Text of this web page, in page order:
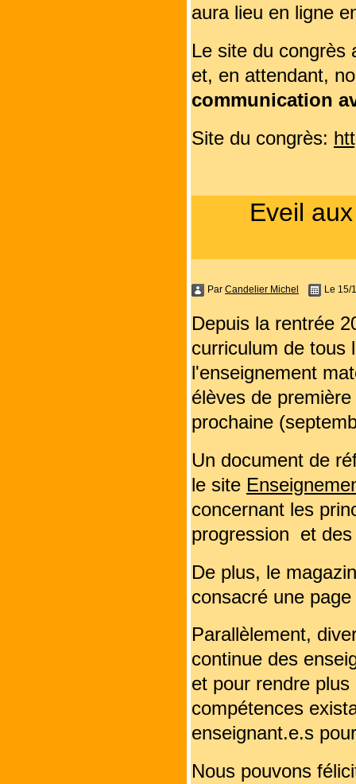
aura lieu en ligne
Le site du congrès
et, en attendant,
communication
Site du congrès:
Eveil
Par Candelier Michel Le 15/
Depuis la rentrée
curriculum de tous
l'enseignement
élèves de
prochaine
Un document de
le site
concernant les
progression et
De plus, le
consacré une
Parallèlement,
continue des
et pour rendre
compétences
enseignant.e.s
Nous pouvons